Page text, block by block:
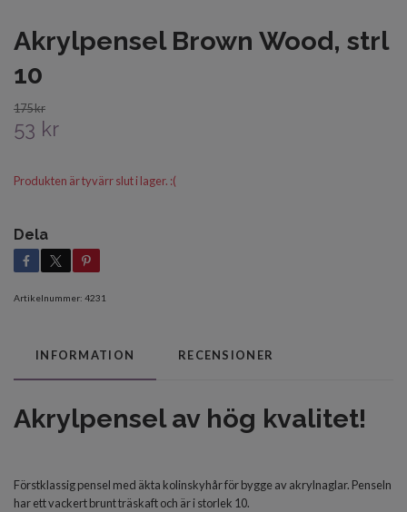
Akrylpensel Brown Wood, strl
10
175 kr
53 kr
Produkten är tyvärr slut i lager. :(
Dela
Artikelnummer: 4231
INFORMATION RECENSIONER
Akrylpensel av hög kvalitet!
Förstklassig pensel med äkta kolinskyhår för bygge av akrylnaglar. Penseln
har ett vackert brunt träskaft och är i storlek 10.